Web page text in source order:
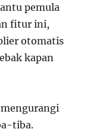
pemula
fitur ini,
otomatis
kapan
tiba.